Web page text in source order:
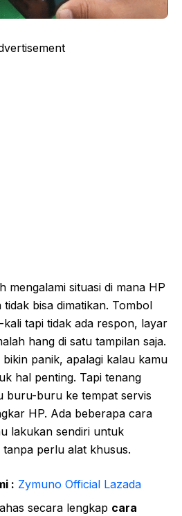
mengalami situasi di mana HP
tidak bisa dimatikan. Tombol
tapi tidak ada respon, layar
hang di satu tampilan saja.
bikin panik, apalagi kalau kamu
hal penting. Tapi tenang
buru-buru ke tempat servis
HP. Ada beberapa cara
lakukan sendiri untuk
tanpa perlu alat khusus.
: Zymuno Official Lazada
secara lengkap cara